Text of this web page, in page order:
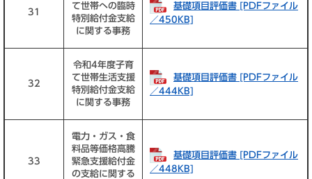
31
て世帯への臨時
特別給付金支給
に関する事務
基礎項目評価書 [PDFファイル
／450KB]
32
令和4年度子育
て世帯生活支援
特別給付金支給
に関する事務
基礎項目評価書 [PDFファイル
／444KB]
33
電力・ガス・食
料品等価格高騰
緊急支援給付金
の支給に関する
基礎項目評価書 [PDFファイル
／448KB]